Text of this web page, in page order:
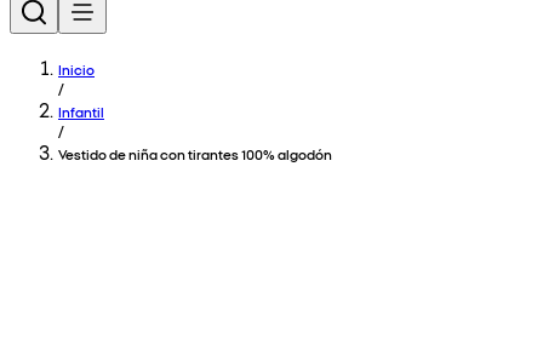
Inicio
/
Infantil
/
Vestido de niña con tirantes 100% algodón